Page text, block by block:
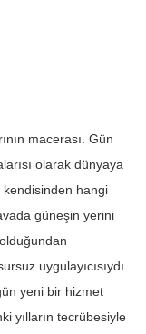
macerası. Gün
olarak dünyaya
kendisinden hangi
güneşin yerini
uygulayıcısıydı.
yeni bir hizmet
yılların tecrübesiyle